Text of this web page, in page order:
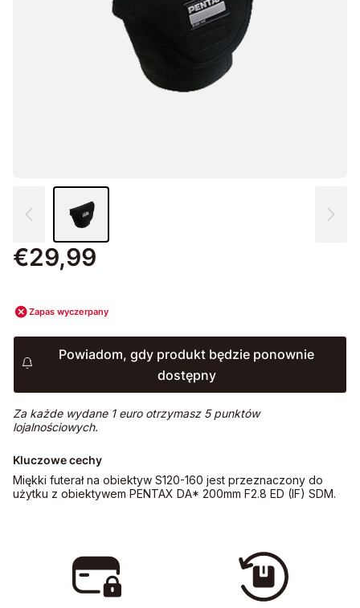
€29,99
Zapas wyczerpany
Powiadom, gdy produkt będzie ponownie
dostępny
Za każde wydane 1 euro otrzymasz 5 punktów
lojalnościowych.
Kluczowe cechy
Miękki futerał na obiektyw S120-160 jest przeznaczony do
użytku z obiektywem PENTAX DA* 200mm F2.8 ED (IF) SDM.